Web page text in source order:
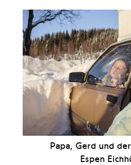
Papa, Gerd und
Espen